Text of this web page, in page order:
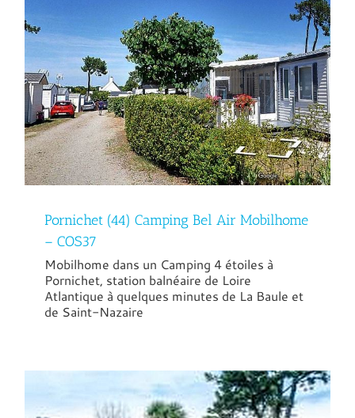
Pornichet (44) Camping Bel Air Mobilhome
– COS37
Mobilhome dans un Camping 4 étoiles à
Pornichet, station balnéaire de Loire
Atlantique à quelques minutes de La Baule et
de Saint-Nazaire